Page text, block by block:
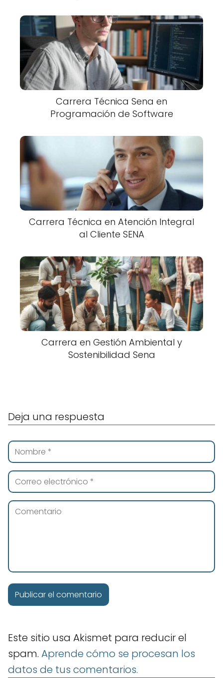
Carrera Técnica Sena en
Programación de Software
Carrera Técnica en Atención Integral
al Cliente SENA
Carrera en Gestión Ambiental y
Sostenibilidad Sena
Deja una respuesta
Este sitio usa Akismet para reducir el
spam. Aprende cómo se procesan los
datos de tus comentarios.